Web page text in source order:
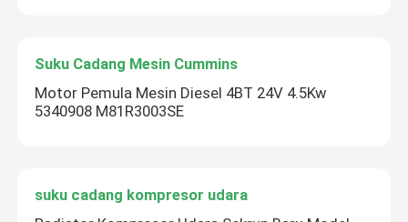
Suku Cadang Mesin Cummins
Motor Pemula Mesin Diesel 4BT 24V 4.5Kw
5340908 M81R3003SE
suku cadang kompresor udara